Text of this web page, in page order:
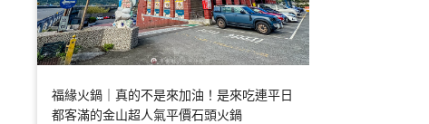
福緣火鍋｜真的不是來加油！是來吃連平日
都客滿的金山超人氣平價石頭火鍋